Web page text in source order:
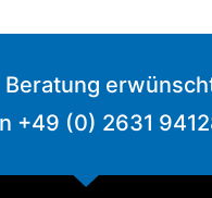
+49 (0) 2631